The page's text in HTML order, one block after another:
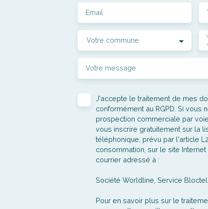
Email
Votre commune
Votre message
J'accepte le traitement de mes
conformément au RGPD. Si vous
prospection commerciale par
vous inscrire gratuitement sur la
téléphonique, prévu par l'article
consommation, sur le site
courrier adressé à :
Société Worldline, Service Bloctel,
Pour en savoir plus sur le